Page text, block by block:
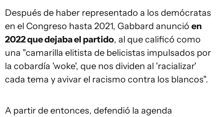
Después de haber representado a los demócratas
en el Congreso hasta 2021, Gabbard anunció en
2022 que dejaba el partido, al que calificó como
una "camarilla elitista de belicistas impulsados por
la cobardía 'woke', que nos dividen al 'racializar'
cada tema y avivar el racismo contra los blancos".
A partir de entonces, defendió la agenda